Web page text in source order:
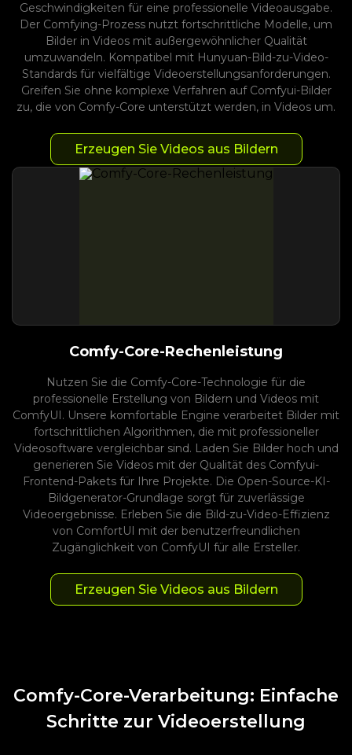
Geschwindigkeiten für eine professionelle Videoausgabe.
Der Comfying-Prozess nutzt fortschrittliche Modelle, um
Bilder in Videos mit außergewöhnlicher Qualität
umzuwandeln. Kompatibel mit Hunyuan-Bild-zu-Video-
Standards für vielfältige Videoerstellungsanforderungen.
Greifen Sie ohne komplexe Verfahren auf Comfyui-Bilder
zu, die von Comfy-Core unterstützt werden, in Videos um.
Erzeugen Sie Videos aus Bildern
Comfy-Core-Rechenleistung
Nutzen Sie die Comfy-Core-Technologie für die
professionelle Erstellung von Bildern und Videos mit
ComfyUI. Unsere komfortable Engine verarbeitet Bilder mit
fortschrittlichen Algorithmen, die mit professioneller
Videosoftware vergleichbar sind. Laden Sie Bilder hoch und
generieren Sie Videos mit der Qualität des Comfyui-
Frontend-Pakets für Ihre Projekte. Die Open-Source-KI-
Bildgenerator-Grundlage sorgt für zuverlässige
Videoergebnisse. Erleben Sie die Bild-zu-Video-Effizienz
von ComfortUI mit der benutzerfreundlichen
Zugänglichkeit von ComfyUI für alle Ersteller.
Erzeugen Sie Videos aus Bildern
Comfy-Core-Verarbeitung: Einfache
Schritte zur Videoerstellung